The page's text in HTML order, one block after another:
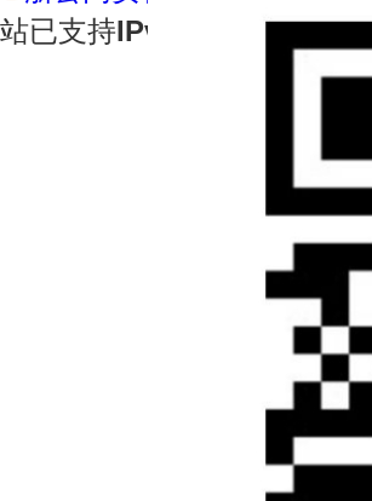
站已支持IPv6 访问 风险提